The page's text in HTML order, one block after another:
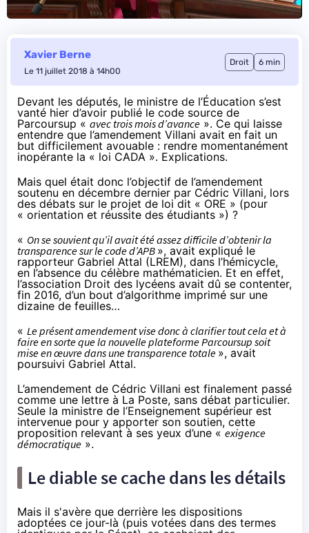
Xavier Berne
Le 11 juillet 2018 à 14h00
Droit 6 min
Devant les députés, le ministre de l’Éducation s’est
vanté hier d’avoir publié le code source de
Parcoursup « avec trois mois d’avance ». Ce qui laisse
entendre que l’amendement Villani avait en fait un
but difficilement avouable : rendre momentanément
inopérante la « loi CADA ». Explications.
Mais quel était donc l’objectif de l’amendement
soutenu en décembre dernier par Cédric Villani, lors
des débats sur le projet de loi dit « ORE » (pour
« orientation et réussite des étudiants ») ?
« On se souvient qu’il avait été assez difficile d’obtenir la
transparence sur le code d’APB », avait expliqué le
rapporteur Gabriel Attal (LREM), dans l’hémicycle,
en l’absence du célèbre mathématicien. Et en effet,
l’association Droit des lycéens avait dû se contenter,
fin 2016, d’un bout d’algorithme imprimé sur une
dizaine de feuilles…
« Le présent amendement vise donc à clarifier tout cela et à
faire en sorte que la nouvelle plateforme Parcoursup soit
mise en œuvre dans une transparence totale », avait
poursuivi Gabriel Attal.
L’amendement de Cédric Villani est finalement passé
comme une lettre à La Poste, sans débat particulier.
Seule la ministre de l’Enseignement supérieur est
intervenue pour y apporter son soutien, cette
proposition relevant à ses yeux d’une « exigence
démocratique ».
Le diable se cache dans les détails
Mais il s'avère que derrière les dispositions
adoptées ce jour-là (puis votées dans des termes